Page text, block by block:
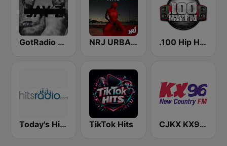
GotRadio - Hip Hop Stop NRJ URBAN HITS .100 Hip Hop and RNB.FM
Today's Hits Radio TikTok Hits CJKX KX96 New Country